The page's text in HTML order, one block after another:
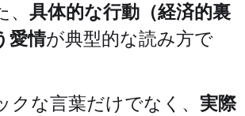
具体的な行動（経済的裏
愛情が典型的な読み方で
クな言葉だけでなく、 実際